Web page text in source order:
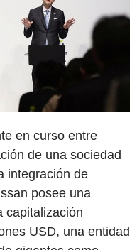
en curso entre
de una sociedad
integración de
posee una
capitalización
USD, una entidad